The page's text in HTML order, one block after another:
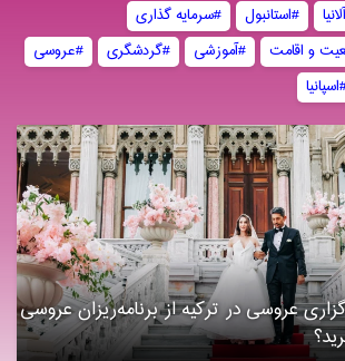
#استانبول
#سرمایه‌ گذاری
و اقامت #آموزشی #گردشگری
#عروسی
عروسی در ترکیه از برنامه‌ریزان عروسی